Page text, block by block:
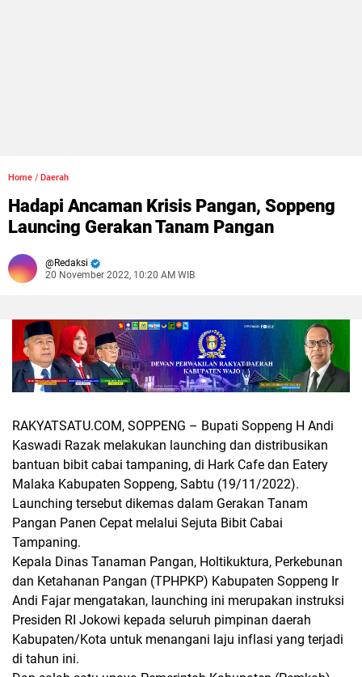
Home / Daerah
Hadapi Ancaman Krisis Pangan, Soppeng
Launcing Gerakan Tanam Pangan
Redaksi
20 November 2022, 10:20 AM WIB
RAKYATSATU.COM, SOPPENG – Bupati Soppeng H Andi
Kaswadi Razak melakukan launching dan distribusikan
bantuan bibit cabai tampaning, di Hark Cafe dan Eatery
Malaka Kabupaten Soppeng, Sabtu (19/11/2022).
Launching tersebut dikemas dalam Gerakan Tanam
Pangan Panen Cepat melalui Sejuta Bibit Cabai
Tampaning.
Kepala Dinas Tanaman Pangan, Holtikuktura, Perkebunan
dan Ketahanan Pangan (TPHPKP) Kabupaten Soppeng Ir
Andi Fajar mengatakan, launching ini merupakan instruksi
Presiden RI Jokowi kepada seluruh pimpinan daerah
Kabupaten/Kota untuk menangani laju inflasi yang terjadi
di tahun ini.